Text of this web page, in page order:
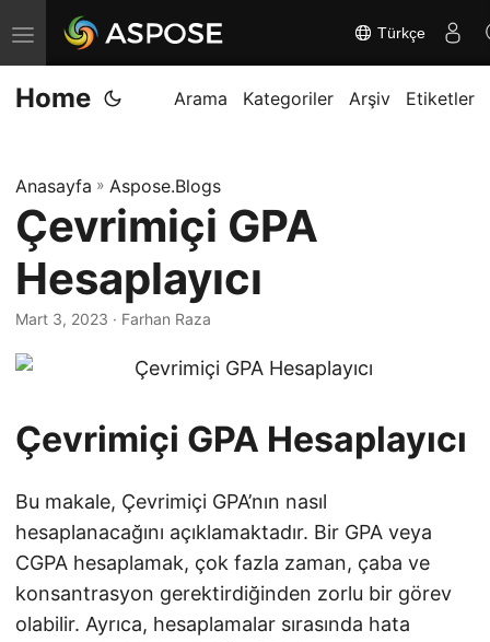
G
e
z
m
e
y
i
d
ğ
ş
t
i
r
Türkçe
Home Arama Kategoriler Arşiv Etiketler
Anasayfa » Aspose.Blogs
Çevrimiçi GPA
Hesaplayıcı
Mart 3, 2023 · Farhan Raza
Çevrimiçi GPA Hesaplayıcı
Bu makale, Çevrimiçi GPA’nın nasıl
hesaplanacağını açıklamaktadır. Bir GPA veya
CGPA hesaplamak, çok fazla zaman, çaba ve
konsantrasyon gerektirdiğinden zorlu bir görev
olabilir. Ayrıca, hesaplamalar sırasında hata